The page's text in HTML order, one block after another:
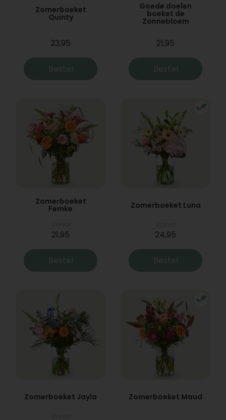
Zomerboeket
Quinty
23,95
Bestel
Goede doelen
boeket de
Zonnebloem
21,95
Bestel
Zomerboeket
Femke
21,95
Bestel
Zomerboeket Luna
24,95
Bestel
Zomerboeket Jayla Zomerboeket Maud